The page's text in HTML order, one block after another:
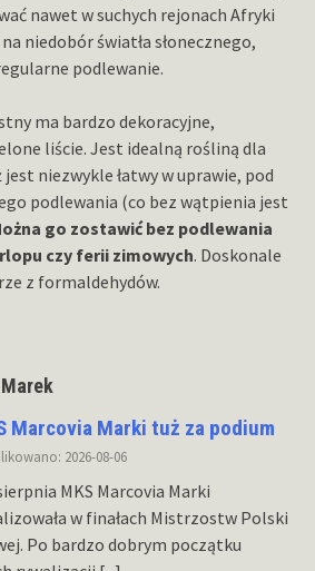
nawet w suchych rejonach Afryki
niedobór światła słonecznego,
podlewanie.
ma bardzo dekoracyjne,
liście. Jest idealną rośliną dla
niezwykle łatwy w uprawie, pod
podlewania (co bez wątpienia jest
go zostawić bez podlewania
czy ferii zimowych. Doskonale
z formaldehydów.
Marcovia Marki tuż za podium
2026-08-06
MKS Marcovia Marki
w finałach Mistrzostw Polski
Po bardzo dobrym początku